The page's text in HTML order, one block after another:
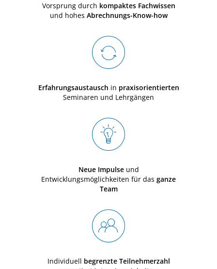
Vorsprung durch kompaktes Fachwissen
und hohes Abrechnungs-Know-how
Erfahrungsaustausch in praxisorientierten
Seminaren und Lehrgängen
Neue Impulseund
Entwicklungsmöglichkeiten für das ganze
Team
Individuell begrenzte Teilnehmerzahl